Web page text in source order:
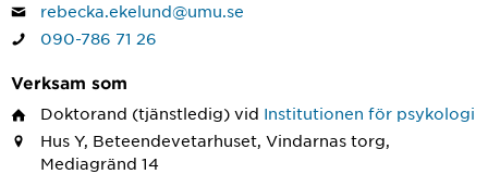
rebecka.ekelund@umu.se
090-786 71 26
Verksam som
Doktorand (tjänstledig) vid Institutionen för psykologi
Hus Y, Beteendevetarhuset, Vindarnas torg,
Mediagränd 14